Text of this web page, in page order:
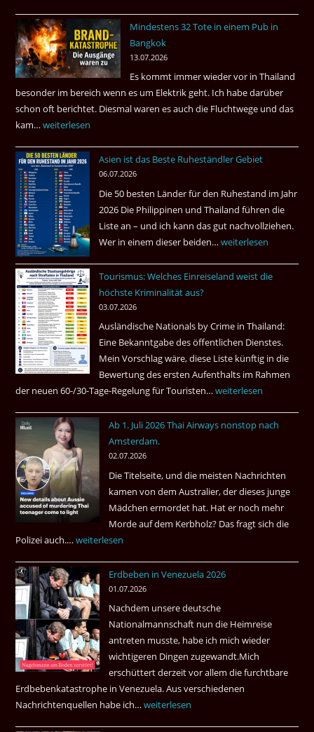
Was
können?
|
Helmut
fragt
Mindestens 32 Tote in einem Pub in
Bangkok
13.07.2026
Es kommt immer wieder vor in Thailand
besonder im bereich wenn es um Elektrik geht. Ich habe darüber
schon oft berichtet. Diesmal waren es auch die Fluchtwege und das
kam…Mindestens
Tote
einem
Pub
Bangkok
weiterlesen
Asien ist das Beste Ruheständler Gebiet
06.07.2026
Die 50 besten Länder für den Ruhestand im Jahr
2026 Die Philippinen und Thailand führen die
Liste an – und ich kann das gut nachvollziehen.
Wer in einem dieser beiden…Asien
das
Gebiet
weiterlesen
Tourismus: Welches Einreiseland weist die
höchste Kriminalität aus?
03.07.2026
Ausländische Nationals by Crime in Thailand:
Eine Bekanntgabe des öffentlichen Dienstes.
Mein Vorschlag wäre, diese Liste künftig in die
Bewertung des ersten Aufenthalts im Rahmen
der neuen 60-/30-Tage-Regelung für Touristen…Tourismus:
Einreiseland
höchste
Kriminalität
aus?
weiterlesen
Ab 1. Juli 2026 Thai Airways nonstop nach
Amsterdam.
02.07.2026
Die Titelseite, und die meisten Nachrichten
kamen von dem Australier, der dieses junge
Mädchen ermordet hat. Hat er noch mehr
Morde auf dem Kerbholz? Das fragt sich die
Polizei auch.…Ab
Juli
2026
Thai
Airways
nonstop
nach
Amsterdam.
weiterlesen
Erdbeben in Venezuela 2026
01.07.2026
Nachdem unsere deutsche
Nationalmannschaft nun die Heimreise
antreten musste, habe ich mich wieder
wichtigeren Dingen zugewandt.Mich
erschüttert derzeit vor allem die furchtbare
Erdbebenkatastrophe in Venezuela. Aus verschiedenen
Nachrichtenquellen habe ich…Erdbeben
weiterlesen